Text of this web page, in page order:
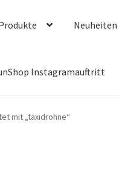
Neuheiten
Instagramauftritt
mit „taxidrohne“